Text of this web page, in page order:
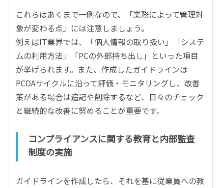
これらはあくまで一例なので、「業務によって管理対
象が変わる点」には注意しましょう。
例えばIT業界では、「個人情報の取り扱い」「システ
ムの利用方法」「PCの外部持ち出し」といった項目
が挙げられます。また、作成したガイドラインは
PCDAサイクルに沿って評価・モニタリングし、改善
策がある場合は追記や削除するなど、日々のチェック
と継続的な改善に努めることが重要です。
コンプライアンスに関する教育と内部監査
制度の実施
ガイドラインを作成したら、それを基に従業員への教